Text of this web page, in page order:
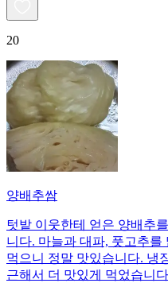
20
양배추쌈
텃밭 이웃한테 얻은 양배추
니다. 마늘과 대파, 풋고추를
먹으니 정말 맛있습니다. 냉
근해서 더 맛있게 먹었습니